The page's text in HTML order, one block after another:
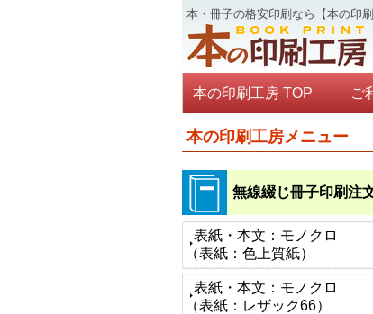
本・冊子の格安印刷なら【本の印刷
本の印刷工房 TOP ご
本の印刷工房メニュー
無線綴じ冊子印刷注
表紙・本文：モノクロ
（表紙：色上質紙）
表紙・本文：モノクロ
（表紙：レザック66）